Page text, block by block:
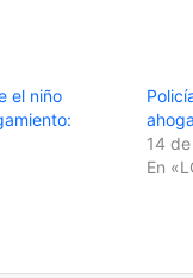
el niño
14
En